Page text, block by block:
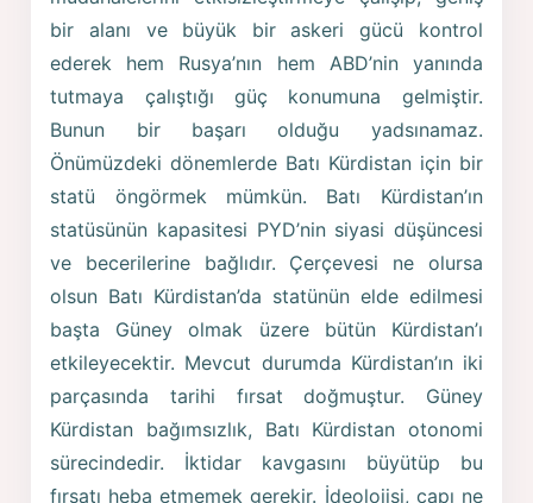
bir alanı ve büyük bir askeri gücü kontrol
ederek hem Rusya’nın hem ABD’nin yanında
tutmaya çalıştığı güç konumuna gelmiştir.
Bunun bir başarı olduğu yadsınamaz.
Önümüzdeki dönemlerde Batı Kürdistan için bir
statü öngörmek mümkün. Batı Kürdistan’ın
statüsünün kapasitesi PYD’nin siyasi düşüncesi
ve becerilerine bağlıdır. Çerçevesi ne olursa
olsun Batı Kürdistan’da statünün elde edilmesi
başta Güney olmak üzere bütün Kürdistan’ı
etkileyecektir. Mevcut durumda Kürdistan’ın iki
parçasında tarihi fırsat doğmuştur. Güney
Kürdistan bağımsızlık, Batı Kürdistan otonomi
sürecindedir. İktidar kavgasını büyütüp bu
fırsatı heba etmemek gerekir. İdeolojisi, çapı ne